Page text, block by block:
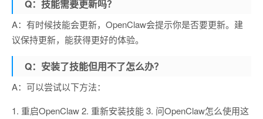
Q：技能需要更新吗？
A：有时候技能会更新，OpenClaw会提示你是否要更新。建
议保持更新，能获得更好的体验。
Q：安装了技能但用不了怎么办？
A：可以尝试以下方法：
1. 重启OpenClaw 2. 重新安装技能 3. 问OpenClaw怎么使用这